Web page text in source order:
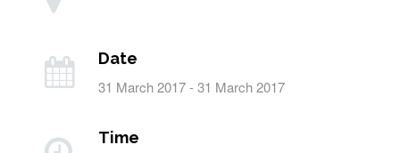
Date
31 March 2017 - 31 March 2017
Time